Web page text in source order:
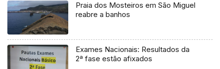
Praia dos Mosteiros em São Miguel
reabre a banhos
Exames Nacionais: Resultados da
2ª fase estão afixados